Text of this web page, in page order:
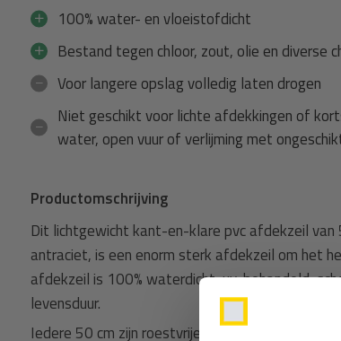
100% water- en vloeistofdicht
Bestand tegen chloor, zout, olie en diverse
Voor langere opslag volledig laten drogen
Niet geschikt voor lichte afdekkingen of
water, open vuur of verlijming met
Productomschrijving
Dit lichtgewicht kant-en-klare pvc afdekzeil
antraciet, is een enorm sterk afdekzeil om het
afdekzeil is 100% waterdicht, uv-behandeld,
levensduur.
Iedere 50 cm zijn roestvrije 18 mm zeilringen